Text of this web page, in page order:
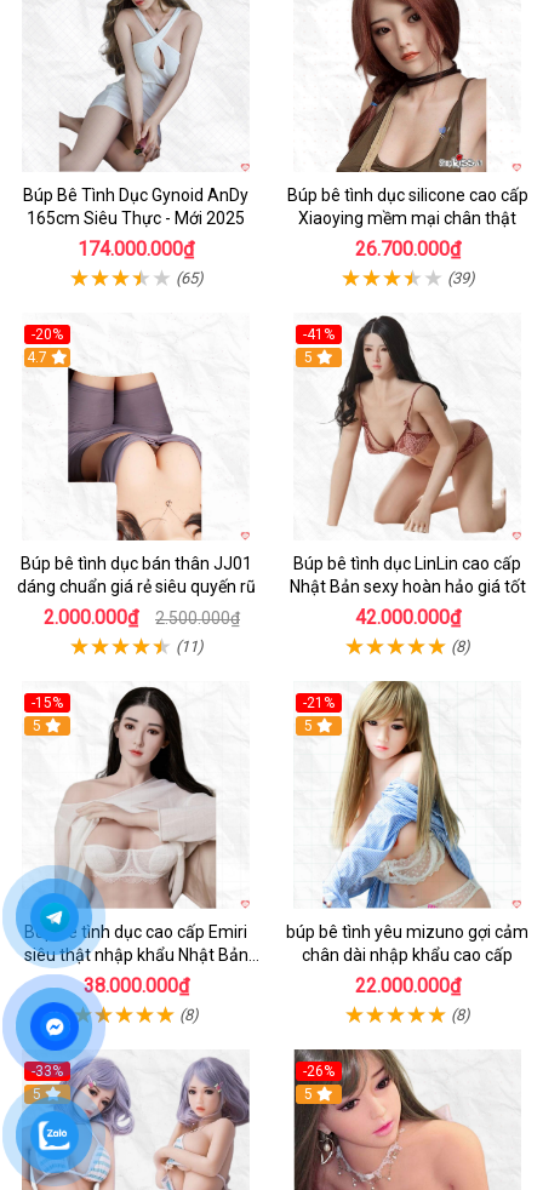
Búp Bê Tình Dục Gynoid AnDy
165cm Siêu Thực - Mới 2025
174.000.000₫
(65)
Búp bê tình dục silicone cao cấp
Xiaoying mềm mại chân thật
26.700.000₫
(39)
-20%
Hot
4.7
Búp bê tình dục bán thân JJ01
dáng chuẩn giá rẻ siêu quyến rũ
2.000.000₫ 2.500.000₫
(11)
-41%
5
Búp bê tình dục LinLin cao cấp
Nhật Bản sexy hoàn hảo giá tốt
42.000.000₫
(8)
-15%
5
Búp bê tình dục cao cấp Emiri
siêu thật nhập khẩu Nhật Bản
giá tốt
38.000.000₫
(8)
-21%
5
búp bê tình yêu mizuno gợi cảm
chân dài nhập khẩu cao cấp
22.000.000₫
(8)
-33%
Hot
5
-26%
Hot
5